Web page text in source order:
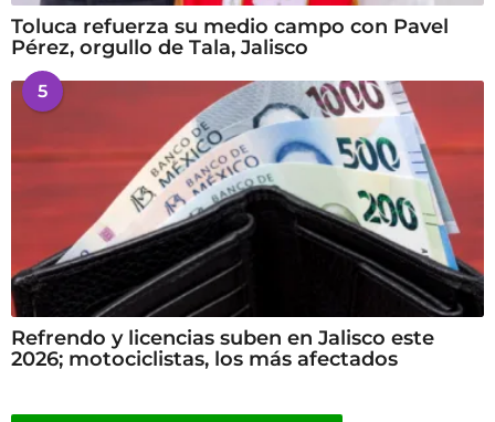
Toluca refuerza su medio campo con Pavel
Pérez, orgullo de Tala, Jalisco
5
Refrendo y licencias suben en Jalisco este
2026; motociclistas, los más afectados